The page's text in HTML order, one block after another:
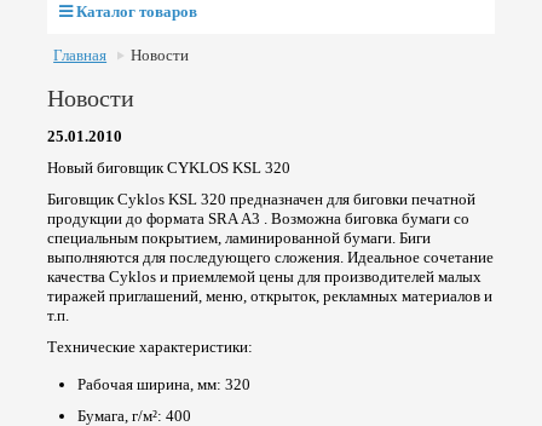
Каталог товаров
Главная Новости
Новости
25.01.2010
Новый биговщик CYKLOS KSL 320
Биговщик Cyklos KSL 320 предназначен для биговки печатной
продукции до формата SRA А3 . Возможна биговка бумаги со
специальным покрытием, ламинированной бумаги. Биги
выполняются для последующего сложения. Идеальное сочетание
качества Cyklos и приемлемой цены для производителей малых
тиражей приглашений, меню, открыток, рекламных материалов и
т.п.
Технические характеристики:
Рабочая ширина, мм: 320
Бумага, г/м²: 400